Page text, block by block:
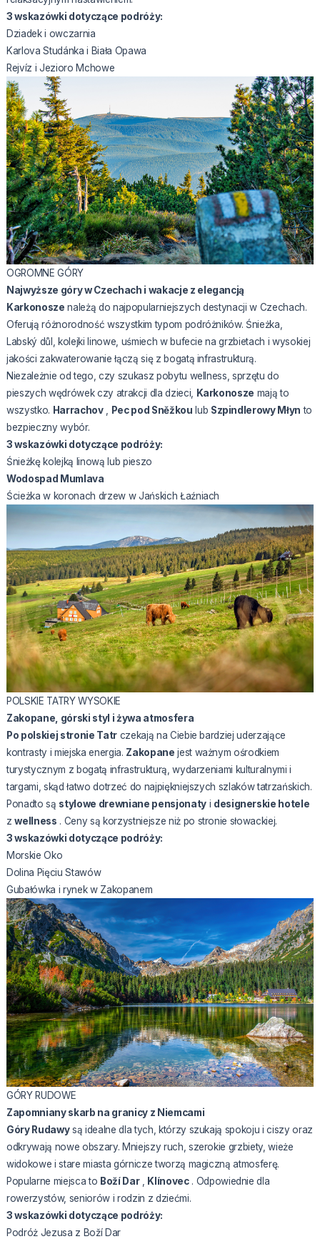
3 wskazówki dotyczące podróży:
Dziadek i owczarnia
Karlova Studánka i Biała Opawa
Rejvíz i Jezioro Mchowe
OGROMNE GÓRY
Najwyższe góry w Czechach i wakacje z elegancją
Karkonosze należą do najpopularniejszych destynacji w Czechach.
Oferują różnorodność wszystkim typom podróżników. Śnieżka,
Labský důl, kolejki linowe, uśmiech w bufecie na grzbietach i wysokiej
jakości zakwaterowanie łączą się z bogatą infrastrukturą.
Niezależnie od tego, czy szukasz pobytu wellness, sprzętu do
pieszych wędrówek czy atrakcji dla dzieci,
Karkonosze mają to
wszystko. Harrachov, Pec pod Sněžkou lub Szpindlerowy Młyn to
bezpieczny wybór.
3 wskazówki dotyczące podróży:
Śnieżkę kolejką linową lub pieszo
Wodospad Mumlava
Ścieżka w koronach drzew w Jańskich Łaźniach
POLSKIE TATRY WYSOKIE
Zakopane, górski styl i żywa atmosfera
Po polskiej stronie Tatrczekają na Ciebie bardziej uderzające
kontrasty i miejska energia. Zakopane jest ważnym ośrodkiem
turystycznym z bogatą infrastrukturą, wydarzeniami kulturalnymi i
targami, skąd łatwo dotrzeć do najpiękniejszych szlaków tatrzańskich.
Ponadto są stylowe drewniane pensjonatyi designerskie hotele
zwellness . Ceny są korzystniejsze niż po stronie słowackiej.
3 wskazówki dotyczące podróży:
Morskie Oko
Dolina Pięciu Stawów
Gubałówka i rynek w Zakopanem
GÓRY RUDOWE
Zapomniany skarb na granicy z Niemcami
Góry Rudawysą idealne dla tych, którzy szukają spokoju i ciszy oraz
odkrywają nowe obszary. Mniejszy ruch, szerokie grzbiety, wieże
widokowe i stare miasta górnicze tworzą magiczną atmosferę.
Popularne miejsca to Boží Dar, Klínovec. Odpowiednie dla
rowerzystów, seniorów i rodzin z dziećmi.
3 wskazówki dotyczące podróży:
Podróż Jezusa z Boží Dar